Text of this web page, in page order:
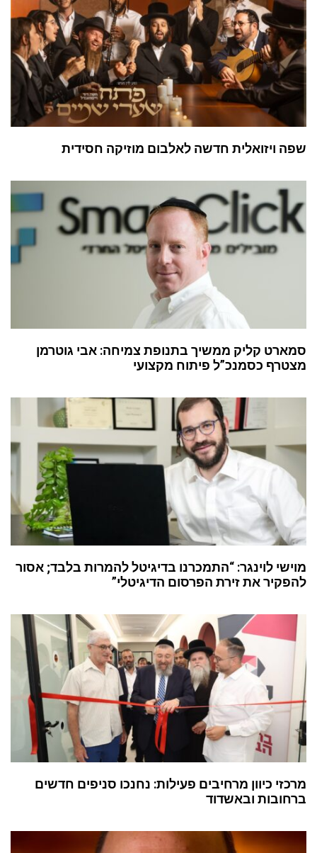
שפה ויזואלית חדשה לאלבום מוזיקה חסידית
סמארט קליק ממשיך בתנופת צמיחה: אבי גוטרמן
מצטרף כסמנכ”ל פיתוח מקצועי
מוישי לוינגר: “התמכרנו בדיגיטל להמרות בלבד; אסור
להפקיר את זירת הפרסום הדיגיטלי”
מרכזי כיוון מרחיבים פעילות: נחנכו סניפים חדשים
ברחובות ובאשדוד